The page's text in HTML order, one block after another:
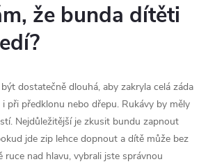
že bunda dítěti
dostatečně dlouhá, aby zakryla celá záda
i při předklonu nebo dřepu. Rukávy by měly
Nejdůležitější je zkusit bundu zapnout
jde zip lehce dopnout a dítě může bez
ruce nad hlavu, vybrali jste správnou